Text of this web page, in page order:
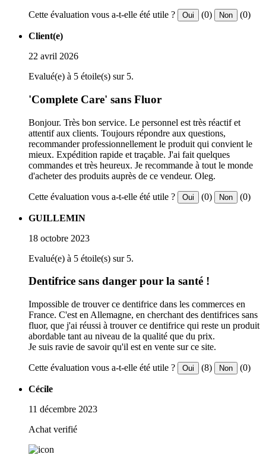
Cette évaluation vous a-t-elle été utile ? Oui (0) Non (0)
Client(e)
22 avril 2026
Evalué(e) à 5 étoile(s) sur 5.
'Complete Care' sans Fluor
Bonjour. Très bon service. Le personnel est très réactif et
attentif aux clients. Toujours répondre aux questions,
recommander professionnellement le produit qui convient le
mieux. Expédition rapide et traçable. J'ai fait quelques
commandes et très heureux. Je recommande à tout le monde
d'acheter des produits auprès de ce vendeur. Oleg.
Cette évaluation vous a-t-elle été utile ? Oui (0) Non (0)
GUILLEMIN
18 octobre 2023
Evalué(e) à 5 étoile(s) sur 5.
Dentifrice sans danger pour la santé !
Impossible de trouver ce dentifrice dans les commerces en
France. C'est en Allemagne, en cherchant des dentifrices sans
fluor, que j'ai réussi à trouver ce dentifrice qui reste un produit
abordable tant au niveau de la qualité que du prix.
Je suis ravie de savoir qu'il est en vente sur ce site.
Cette évaluation vous a-t-elle été utile ? Oui (8) Non (0)
Cécile
11 décembre 2023
Achat verifié